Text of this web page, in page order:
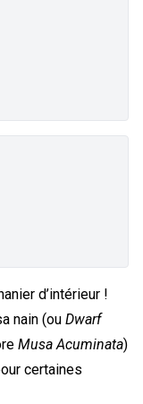
d’intérieur !
nain (ou Dwarf
Musa Acuminata)
certaines